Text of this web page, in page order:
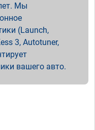
Мы
(Launch,
3, Autotuner,
вашего авто.